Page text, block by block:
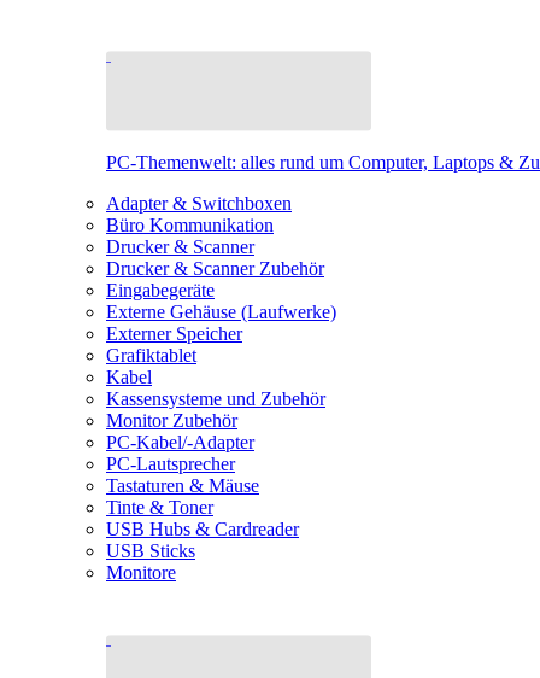
PC-Themenwelt: alles rund um Computer, Laptops &
Adapter & Switchboxen
Büro Kommunikation
Drucker & Scanner
Drucker & Scanner Zubehör
Eingabegeräte
Externe Gehäuse (Laufwerke)
Externer Speicher
Grafiktablet
Kabel
Kassensysteme und Zubehör
Monitor Zubehör
PC-Kabel/-Adapter
PC-Lautsprecher
Tastaturen & Mäuse
Tinte & Toner
USB Hubs & Cardreader
USB Sticks
Monitore